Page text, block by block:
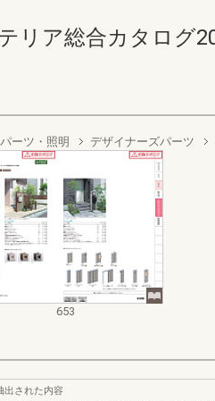
リア総合カタログ
ーツ・照明 デザイナーズパーツ
653
出された内容